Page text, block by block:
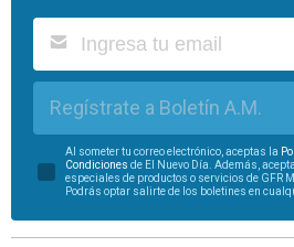
Regístrate a Boletín A.M.
Al someter tu correo electrónico, aceptas la
Condiciones de El Nuevo Día. Además,
especiales de productos o servicios de GFR
Podrás optar salirte de los boletines en